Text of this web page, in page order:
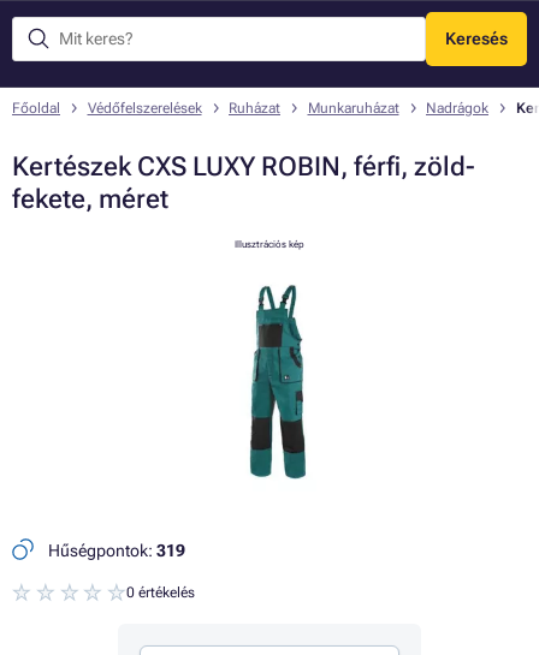
Keresés
Menü
Főoldal Védőfelszerelések Ruházat Munkaruházat Nadrágok
Kertészek CXS LUXY ROBIN, férfi, zöld-
fekete, méret
Illusztrációs kép
Hűségpontok: 319
0 értékelés